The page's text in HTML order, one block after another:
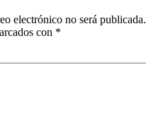
electrónico no será publicada.
con *